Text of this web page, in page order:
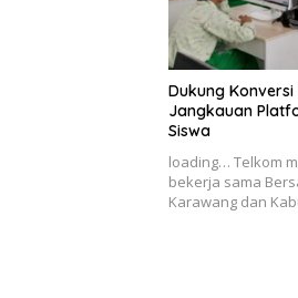
Dukung
Jangkauan
Siswa
loading… Telkom
bekerja sama
Karawang dan